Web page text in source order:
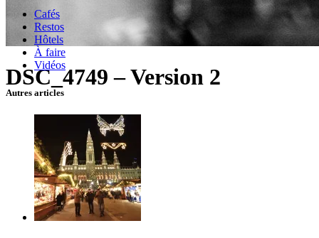
DSC_4749 – Version 2
Cafés
Restos
Hôtels
À faire
Vidéos
Autres articles